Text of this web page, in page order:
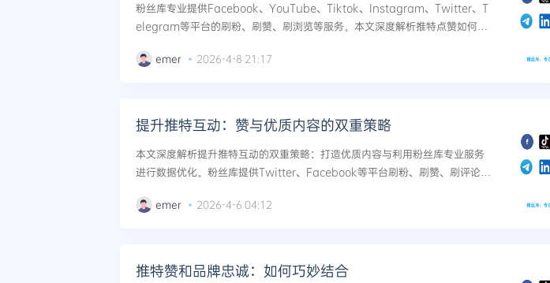
粉丝库专业提供Facebook、YouTube、Tiktok、Instagram、Twitter、T
elegram等平台的刷粉、刷赞、刷浏览等服务。本文深度解析推特点赞如何提
emer 2026-4-8 21:17
提升推特互动：赞与优质内容的双重策略
本文深度解析提升推特互动的双重策略：打造优质内容与利用粉丝库专业服务
进行数据优化。粉丝库提供Twitter、Facebook等平台刷粉、刷赞、刷评论等
emer 2026-4-6 04:12
推特赞和品牌忠诚：如何巧妙结合